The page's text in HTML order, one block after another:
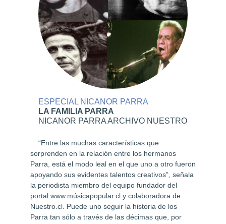
PARRA
que
entre los hermanos
el que uno a otro fueron
creativos”, señala
equipo fundador del
y colaboradora de
la historia de los
RELIGIOSIDAD
A diferencia de la
cultura occidental, en la
campesina la muerte es
relevante de la vida, cuyo
y tener, por tanto, un
relación afectiva con los
ritual del angelito, cuando